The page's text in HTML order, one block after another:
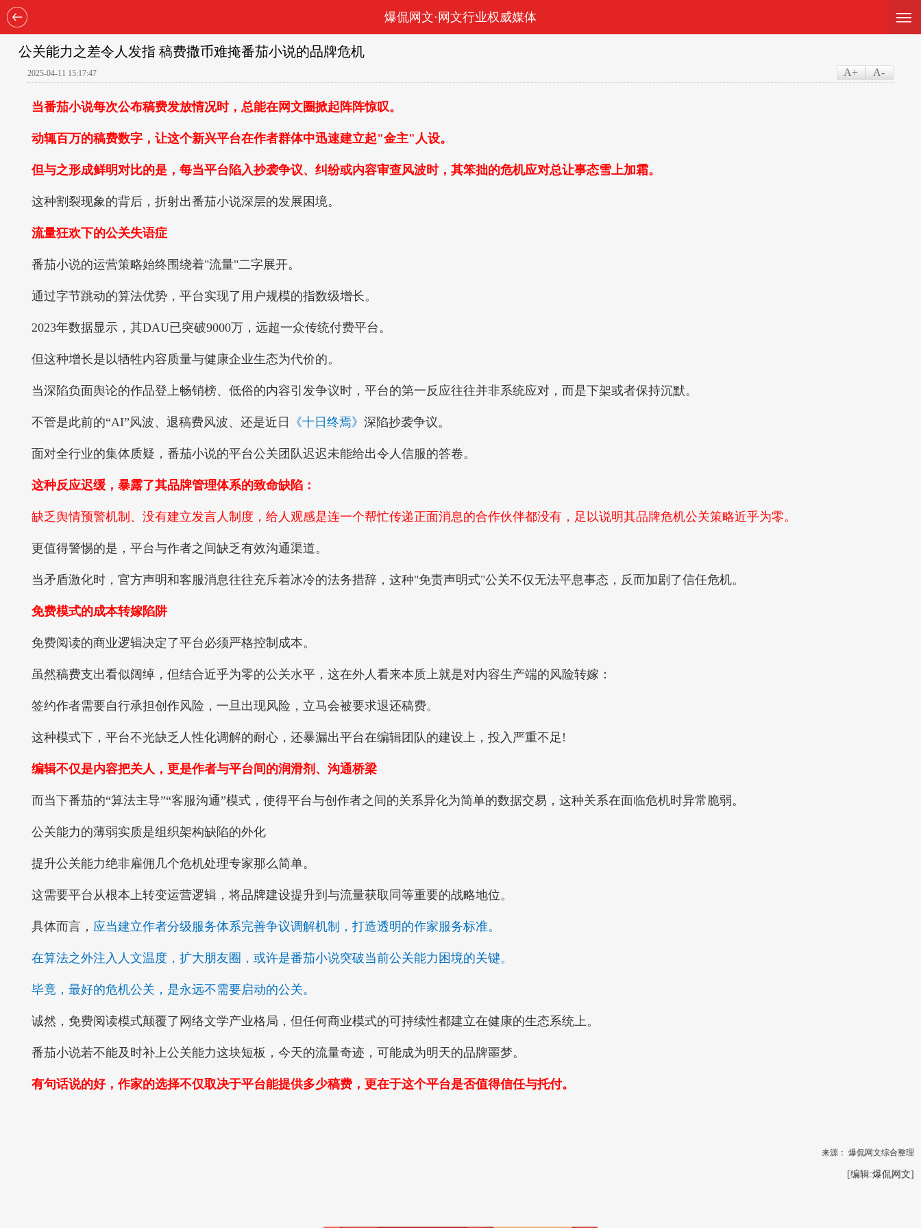
—
—
—
爆侃网文·网文行业权威媒体
公关能力之差令人发指 稿费撒币难掩番茄小说的品牌危机
2025-04-11 15:17:47 A+ A-
当番茄小说每次公布稿费发放情况时，总能在网文圈掀起阵阵惊叹。
动辄百万的稿费数字，让这个新兴平台在作者群体中迅速建立起"金主"人设。
但与之形成鲜明对比的是，每当平台陷入抄袭争议、纠纷或内容审查风波时，其笨拙的危机应对总让事态雪上加霜。
这种割裂现象的背后，折射出番茄小说深层的发展困境。
流量狂欢下的公关失语症
番茄小说的运营策略始终围绕着"流量"二字展开。
通过字节跳动的算法优势，平台实现了用户规模的指数级增长。
2023年数据显示，其DAU已突破9000万，远超一众传统付费平台。
但这种增长是以牺牲内容质量与健康企业生态为代价的。
当深陷负面舆论的作品登上畅销榜、低俗的内容引发争议时，平台的第一反应往往并非系统应对，而是下架或者保持沉默。
不管是此前的“AI”风波、退稿费风波、还是近日 《十日终焉》 深陷抄袭争议。
面对全行业的集体质疑，番茄小说的平台公关团队迟迟未能给出令人信服的答卷。
这种反应迟缓，暴露了其品牌管理体系的致命缺陷：
缺乏舆情预警机制、没有建立发言人制度，给人观感是连一个帮忙传递正面消息的合作伙伴都没有，足以说明其品牌危机公关策略近乎为零。
更值得警惕的是，平台与作者之间缺乏有效沟通渠道。
当矛盾激化时，官方声明和客服消息往往充斥着冰冷的法务措辞，这种"免责声明式"公关不仅无法平息事态，反而加剧了信任危机。
免费模式的成本转嫁陷阱
免费阅读的商业逻辑决定了平台必须严格控制成本。
虽然稿费支出看似阔绰，但结合近乎为零的公关水平，这在外人看来本质上就是对内容生产端的风险转嫁：
签约作者需要自行承担创作风险，一旦出现风险，立马会被要求退还稿费。
这种模式下，平台不光缺乏人性化调解的耐心，还暴漏出平台在编辑团队的建设上，投入严重不足!
编辑不仅是内容把关人，更是作者与平台间的润滑剂、沟通桥梁
而当下番茄的“算法主导”“客服沟通”模式，使得平台与创作者之间的关系异化为简单的数据交易，这种关系在面临危机时异常脆弱。
公关能力的薄弱实质是组织架构缺陷的外化
提升公关能力绝非雇佣几个危机处理专家那么简单。
这需要平台从根本上转变运营逻辑，将品牌建设提升到与流量获取同等重要的战略地位。
具体而言， 应当建立作者分级服务体系完善争议调解机制，打造透明的作家服务标准。
在算法之外注入人文温度，扩大朋友圈，或许是番茄小说突破当前公关能力困境的关键。
毕竟，最好的危机公关，是永远不需要启动的公关。
诚然，免费阅读模式颠覆了网络文学产业格局，但任何商业模式的可持续性都建立在健康的生态系统上。
番茄小说若不能及时补上公关能力这块短板，今天的流量奇迹，可能成为明天的品牌噩梦。
有句话说的好，作家的选择不仅取决于平台能提供多少稿费，更在于这个平台是否值得信任与托付。
来源： 爆侃网文综合整理
[编辑:爆侃网文]